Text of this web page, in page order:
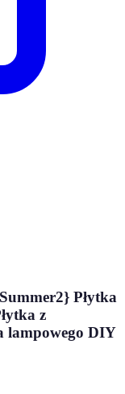
Płytka
z
lampowego DIY